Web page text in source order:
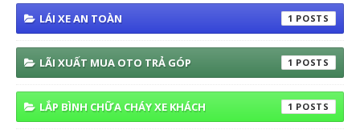
LÁI XE AN TOÀN 1
LÃI XUẤT MUA OTO TRẢ GÓP 1
LẮP BÌNH CHỮA CHÁY XE KHÁCH 1